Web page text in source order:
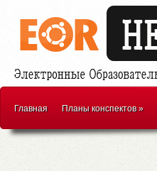
Главная Планы конспектов»